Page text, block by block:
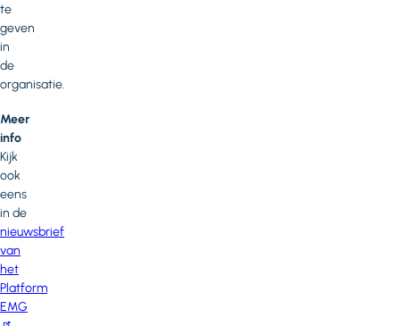
te
geven
in
de
organisatie.
Meer
info
Kijk
ook
eens
in de
nieuwsbrief
van
het
Platform
EMG